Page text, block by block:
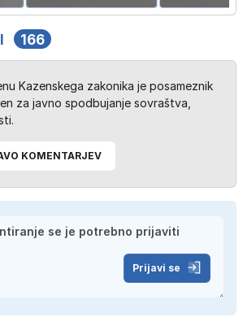
166
Kazenskega zakonika je posameznik
za javno spodbujanje sovraštva,
KOMENTARJEV
Prijavi se